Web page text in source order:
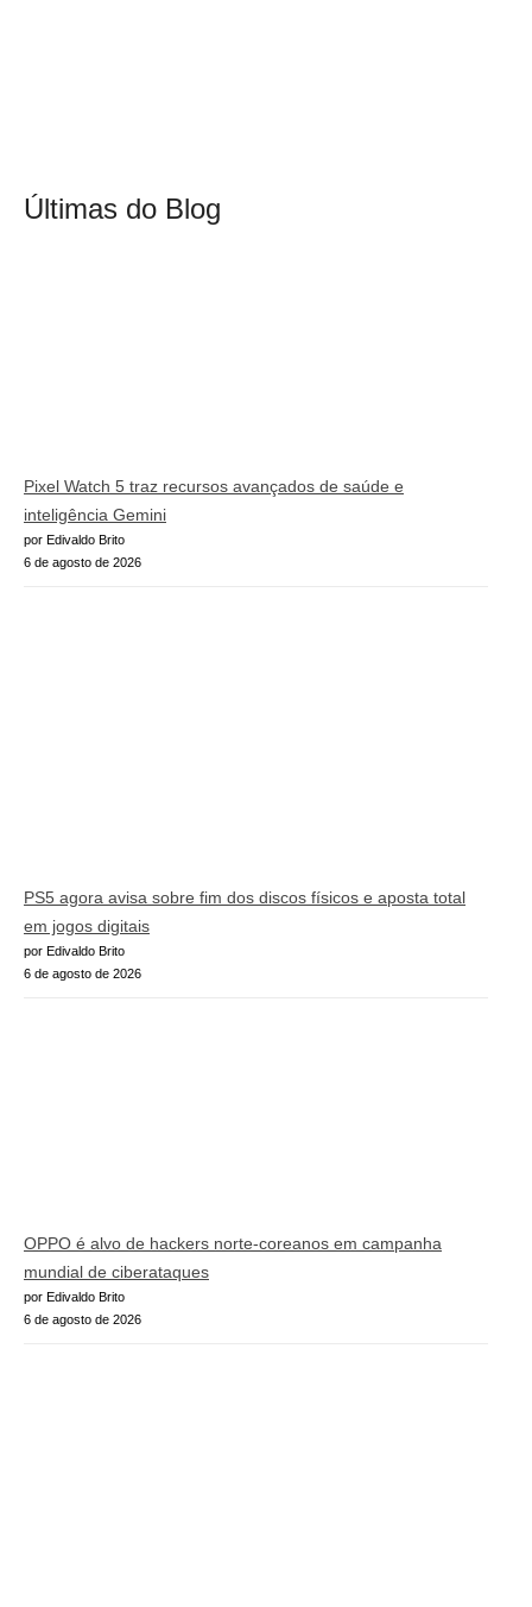
Últimas do Blog
Pixel Watch 5 traz recursos avançados de saúde e
inteligência Gemini
por Edivaldo Brito
6 de agosto de 2026
PS5 agora avisa sobre fim dos discos físicos e aposta total
em jogos digitais
por Edivaldo Brito
6 de agosto de 2026
OPPO é alvo de hackers norte-coreanos em campanha
mundial de ciberataques
por Edivaldo Brito
6 de agosto de 2026